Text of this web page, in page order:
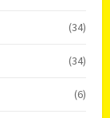
(34)
(34)
(6)